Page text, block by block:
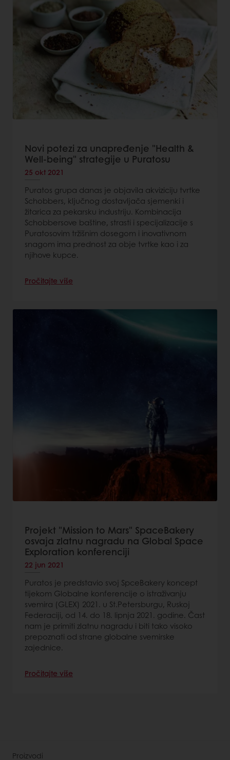
Novi potezi za unapređenje "Health &
Well-being" strategije u Puratosu
25 okt 2021
Puratos grupa danas je objavila akviziciju tvrtke
Schobbers, ključnog dostavljača sjemenki i
žitarica za pekarsku industriju. Kombinacija
Schobbersove baštine, strasti i specijalizacije s
Puratosovim tržišnim dosegom i inovativnom
snagom ima prednost za obje tvrtke kao i za
njihove kupce.
Pročitajte više
Projekt "Mission to Mars" SpaceBakery
osvaja zlatnu nagradu na Global Space
Exploration konferenciji
22 jun 2021
Puratos je predstavio svoj SpceBakery koncept
tijekom Globalne konferencije o istraživanju
svemira (GLEX) 2021. u St.Petersburgu, Ruskoj
Federaciji, od 14. do 18. lipnja 2021. godine. Čast
nam je primiti zlatnu nagradu i biti tako visoko
prepoznati od strane globalne svemirske
zajednice.
Pročitajte više
Proizvodi